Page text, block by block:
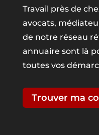
Travail près de
avocats,
de notre réseau
annuaire sont là
toutes vos
Trouver ma